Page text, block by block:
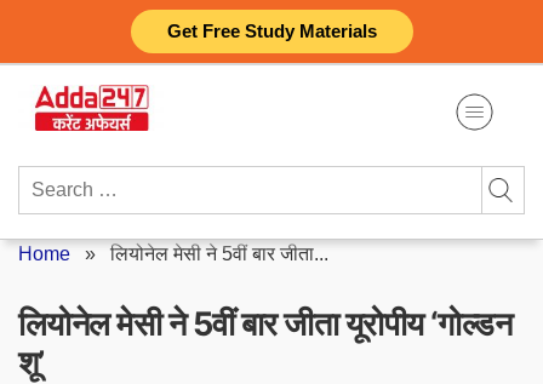
Get Free Study Materials
content
Search
Home »लियोनेल मेसी ने 5वीं बार जीता...
लियोनेल मेसी ने 5वीं बार जीता यूरोपीय ‘गोल्डन
शू’